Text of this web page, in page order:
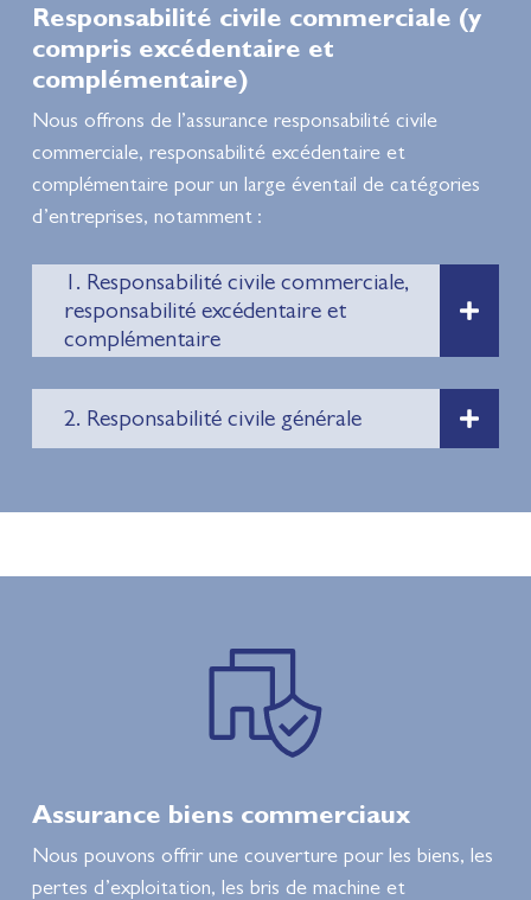
Responsabilité civile commerciale (y
compris excédentaire et
complémentaire)
Nous offrons de l’assurance responsabilité civile
commerciale, responsabilité excédentaire et
complémentaire pour un large éventail de catégories
d’entreprises, notamment :
1. Responsabilité civile commerciale,
responsabilité excédentaire et
complémentaire
2. Responsabilité civile générale
Assurance biens commerciaux
Nous pouvons offrir une couverture pour les biens, les
pertes d’exploitation, les bris de machine et